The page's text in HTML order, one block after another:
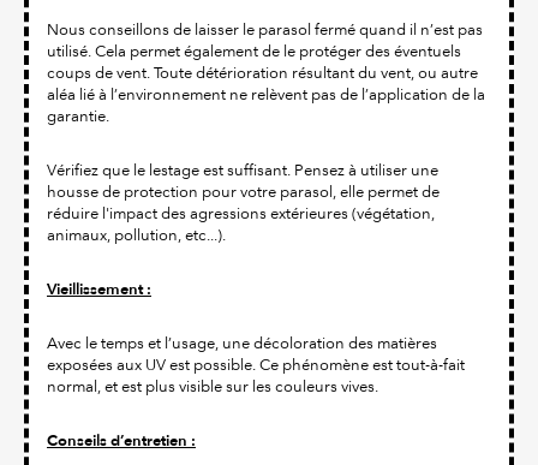
Nous conseillons de laisser le parasol fermé quand il n’est pas
utilisé. Cela permet également de le protéger des éventuels
coups de vent. Toute détérioration résultant du vent, ou autre
aléa lié à l’environnement ne relèvent pas de l’application de la
garantie.
Vérifiez que le lestage est suffisant. Pensez à utiliser une
housse de protection pour votre parasol, elle permet de
réduire l'impact des agressions extérieures (végétation,
animaux, pollution, etc...).
Vieillissement :
Avec le temps et l’usage, une décoloration des matières
exposées aux UV est possible. Ce phénomène est tout-à-fait
normal, et est plus visible sur les couleurs vives.
Conseils d’entretien :